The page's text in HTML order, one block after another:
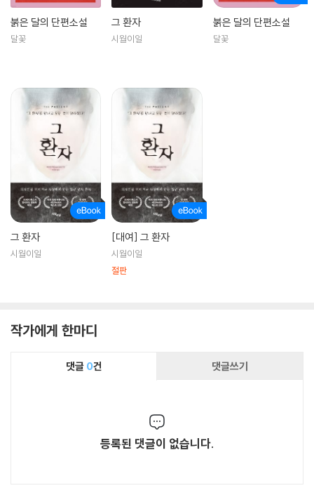
붉은 달의 단편소설
달꽃
그 환자
시월이일
붉은 달의 단편소설
달꽃
그 환자
시월이일
[대여] 그 환자
시월이일
절판
작가에게 한마디
댓글 0건 댓글쓰기
등록된 댓글이 없습니다.